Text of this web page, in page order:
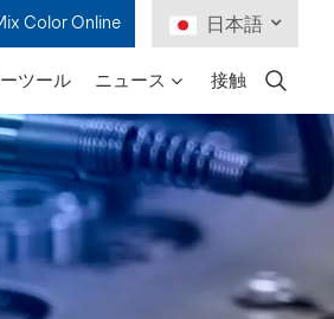
Color Online 日本語
English
Français
Deutsch
ツール ニュース 接触